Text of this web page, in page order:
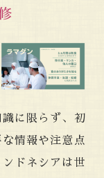
に限らず、初
情報や注意点
ドネシアは世